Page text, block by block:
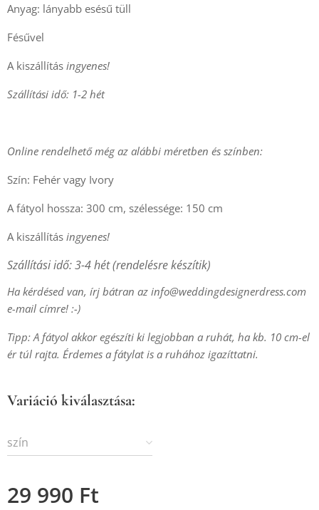
Anyag: lányabb esésű tüll
Fésűvel
A kiszállítás ingyenes!
Szállítási idő: 1-2 hét
Online rendelhető még az alábbi méretben és színben:
Szín: Fehér vagy Ivory
A fátyol hossza: 300 cm, szélessége: 150 cm
A kiszállítás ingyenes!
Szállítási idő: 3-4 hét (rendelésre készítik)
Ha kérdésed van, írj bátran az info@weddingdesignerdress.com
e-mail címre! :-)
Tipp: A fátyol akkor egészíti ki legjobban a ruhát, ha kb. 10 cm-el
ér túl rajta. Érdemes a fátylat is a ruhához igazíttatni.
Variáció kiválasztása:
szín
29 990 Ft